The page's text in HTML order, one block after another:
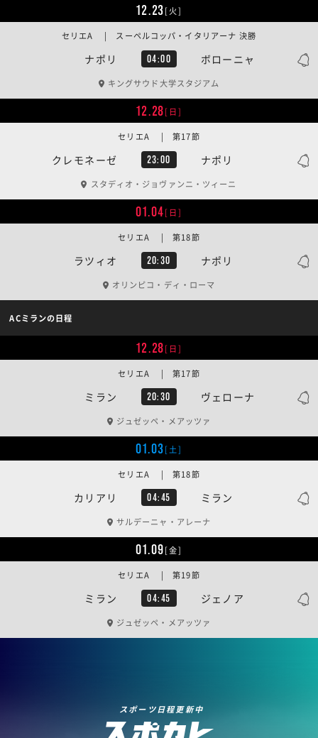
12.23[火]
ナポリ 04:00 ボローニャ
セリエA | スーペルコッパ・イタリアーナ 決勝
キングサウド大学スタジアム
12.28[日]
クレモネーゼ 23:00 ナポリ
セリエA | 第17節
スタディオ・ジョヴァンニ・ツィーニ
01.04[日]
ラツィオ 20:30 ナポリ
セリエA | 第18節
オリンピコ・ディ・ローマ
ACミランの日程
12.28[日]
ミラン 20:30 ヴェローナ
セリエA | 第17節
ジュゼッペ・メアッツァ
01.03[土]
カリアリ 04:45 ミラン
セリエA | 第18節
サルデーニャ・アレーナ
01.09[金]
ミラン 04:45 ジェノア
セリエA | 第19節
ジュゼッペ・メアッツァ
スポーツ日程更新中